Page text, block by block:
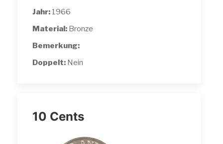
Jahr: 1966
Material: Bronze
Bemerkung:
Doppelt: Nein
10 Cents